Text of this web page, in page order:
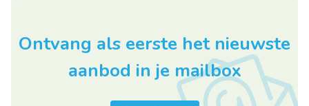
Ontvang als eerste het nieuwste
aanbod in je mailbox